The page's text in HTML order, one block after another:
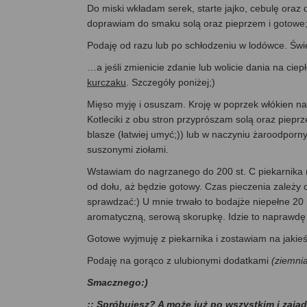
Do miski wkładam serek, starte jajko, cebulę
doprawiam do smaku solą oraz pieprzem i
Podaję od razu lub po schłodzeniu w lodówce.
…a jeśli zmienicie zdanie lub wolicie dania na
kurczaku. Szczegóły poniżej;)
Mięso myję i osuszam. Kroję w poprzek włókien
Kotleciki z obu stron przyprószam solą oraz
blasze (łatwiej umyć;)) lub w naczyniu
suszonymi ziołami.
Wstawiam do nagrzanego do 200 st. C
od dołu, aż będzie gotowy. Czas pieczenia
sprawdzać:) U mnie trwało to bodajże niepełne
aromatyczną, serową skorupkę. Idzie to
Gotowe wyjmuję z piekarnika i zostawiam na
Podaję na gorąco z ulubionymi dodatkami
Smacznego:)
:: Spróbujesz? A może już po wszystkim i